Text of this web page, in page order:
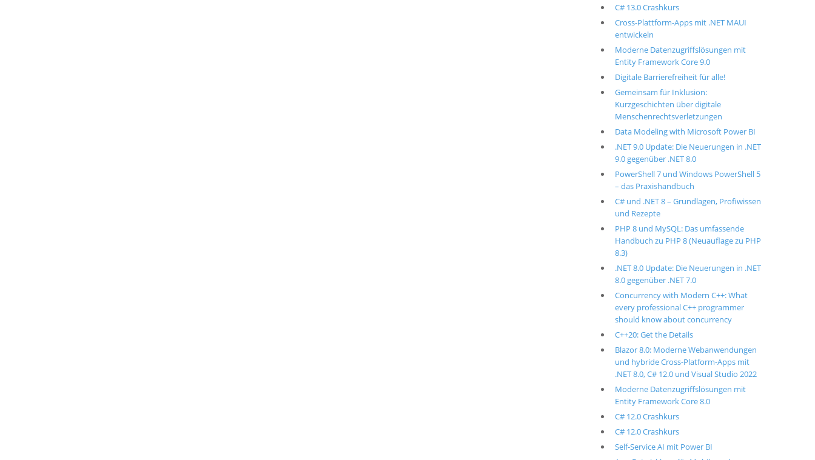
C# 13.0 Crashkurs
Cross-Plattform-Apps mit .NET MAUI
entwickeln
Moderne Datenzugriffslösungen mit
Entity Framework Core 9.0
Digitale Barrierefreiheit für alle!
Gemeinsam für Inklusion:
Kurzgeschichten über digitale
Menschenrechtsverletzungen
Data Modeling with Microsoft Power BI
.NET 9.0 Update: Die Neuerungen in .NET
9.0 gegenüber .NET 8.0
PowerShell 7 und Windows PowerShell 5
– das Praxishandbuch
C# und .NET 8 – Grundlagen, Profiwissen
und Rezepte
PHP 8 und MySQL: Das umfassende
Handbuch zu PHP 8 (Neuauflage zu PHP
8.3)
.NET 8.0 Update: Die Neuerungen in .NET
8.0 gegenüber .NET 7.0
Concurrency with Modern C++: What
every professional C++ programmer
should know about concurrency
C++20: Get the Details
Blazor 8.0: Moderne Webanwendungen
und hybride Cross-Platform-Apps mit
.NET 8.0, C# 12.0 und Visual Studio 2022
Moderne Datenzugriffslösungen mit
Entity Framework Core 8.0
C# 12.0 Crashkurs
C# 12.0 Crashkurs
Self-Service AI mit Power BI